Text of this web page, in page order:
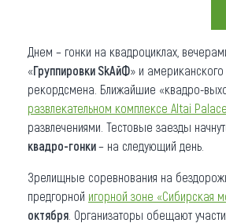
Что привезти (сувениры)
О регионе
Коллекция впечатлений
Другие рубрики
Днем – гонки на квадроциклах,
«Группировки SkAйФ» и
рекордсмена. Ближайшие «квадро-
развлекательном комплексе Altai Palace
развлечениями. Тестовые заезды
квадро-гонки– на следующий день.
Зрелищные соревнования на
предгорной игорной зоне «Сибирская
октября . Организаторы обещают